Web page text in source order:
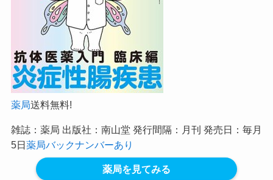
薬局送料無料!
雑誌：薬局 出版社：南山堂 発行間隔：月刊 発売日：毎月
5日薬局バックナンバーあり
薬局を見てみる